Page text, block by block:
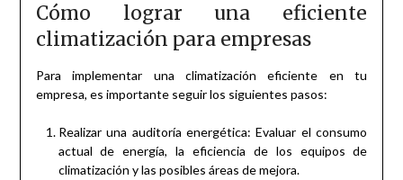
Cómo lograr una eficiente
climatización para empresas
Para implementar una climatización eficiente en tu
empresa, es importante seguir los siguientes pasos:
Realizar una auditoría energética: Evaluar el consumo
actual de energía, la eficiencia de los equipos de
climatización y las posibles áreas de mejora.